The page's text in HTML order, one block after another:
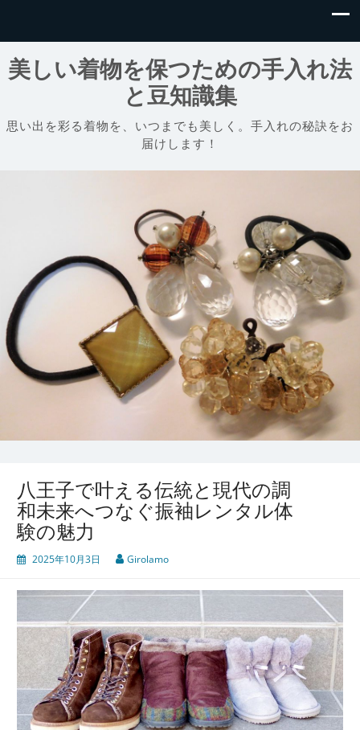
美しい着物を保つための手入れ法
と豆知識集
思い出を彩る着物を、いつまでも美しく。手入れの秘訣をお
届けします！
八王子で叶える伝統と現代の調
和未来へつなぐ振袖レンタル体
験の魅力
2025年10月3日 Girolamo